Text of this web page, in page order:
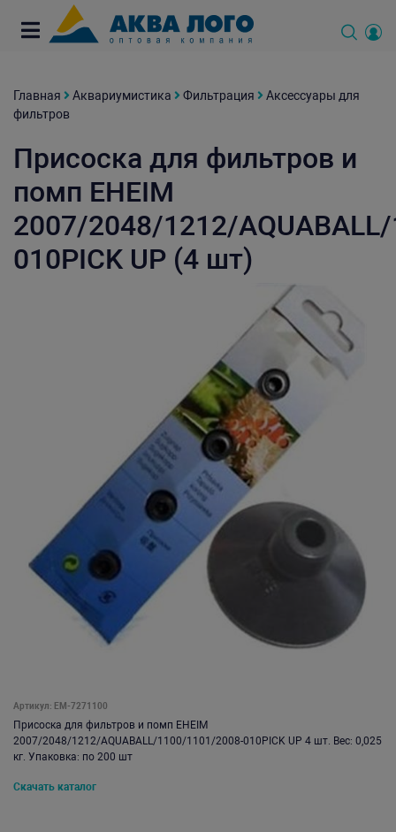
Главная Аквариумистика Фильтрация
Аксессуары для
фильтров
Присоска для фильтров и
помп EHEIM
2007/2048/1212/
010PICK UP (4 шт)
Артикул: EM-7271100
Присоска для фильтров и помп EHEIM
2007/2048/1212/AQUABALL/1100/1101/2008-010PICK UP 4 шт. Вес: 0,025
кг. Упаковка: по 200 шт
Скачать каталог